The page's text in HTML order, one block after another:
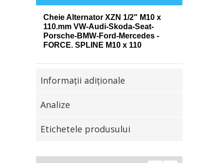
Cheie Alternator XZN 1/2" M10 x
110.mm VW-Audi-Skoda-Seat-
Porsche-BMW-Ford-Mercedes -
FORCE. SPLINE М10 х 110
Informaţii adiţionale
Analize
Etichetele produsului